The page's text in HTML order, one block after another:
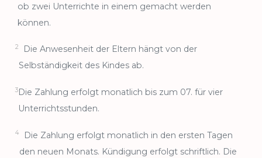
ob zwei Unterrichte in einem gemacht werden
können.
2
Die Anwesenheit der Eltern hängt von der
Selbständigkeit des Kindes ab.
3Die Zahlung erfolgt monatlich bis zum 07. für vier
Unterrichtsstunden.
4
Die Zahlung erfolgt monatlich in den ersten Tagen
den neuen Monats. Kündigung erfolgt schriftlich. Die